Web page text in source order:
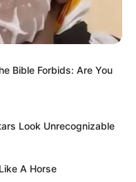
Bible Forbids: Are You
Look Unrecognizable
A Horse